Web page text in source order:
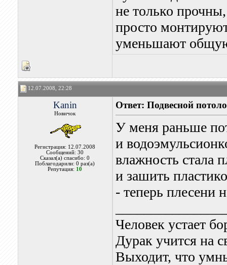
не только
просто
уменьшают
12.07.2008, 22:28
Kanin
Новичок
Регистрация: 12.07.2008
Сообщений: 30
Сказал(а) спасибо: 0
Поблагодарили: 0 раз(а)
Репутация: 10
Ответ: Подвесной
У меня раньше
и
влажность стала
и зашить
- теперь плесени
Человек устает
Дурак учится на
Выходит, что